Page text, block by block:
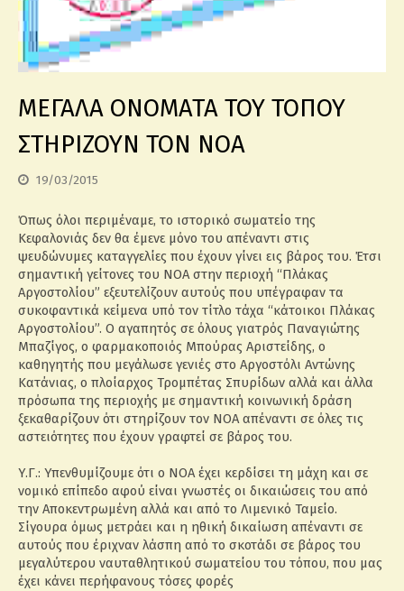
ΜΕΓΑΛΑ ΟΝΟΜΑΤΑ ΤΟΥ ΤΟΠΟΥ
ΣΤΗΡΙΖΟΥΝ ΤΟΝ ΝΟΑ
19/03/2015
Όπως όλοι περιμέναμε, το ιστορικό σωματείο της
Κεφαλονιάς δεν θα έμενε μόνο του απέναντι στις
ψευδώνυμες καταγγελίες που έχουν γίνει εις βάρος του. Έτσι
σημαντική γείτονες του ΝΟΑ στην περιοχή “Πλάκας
Αργοστολίου” εξευτελίζουν αυτούς που υπέγραφαν τα
συκοφαντικά κείμενα υπό τον τίτλο τάχα “κάτοικοι Πλάκας
Αργοστολίου”. Ο αγαπητός σε όλους γιατρός Παναγιώτης
Μπαζίγος, ο φαρμακοποιός Μπούρας Αριστείδης, ο
καθηγητής που μεγάλωσε γενιές στο Αργοστόλι Αντώνης
Κατάνιας, ο πλοίαρχος Τρομπέτας Σπυρίδων αλλά και άλλα
πρόσωπα της περιοχής με σημαντική κοινωνική δράση
ξεκαθαρίζουν ότι στηρίζουν τον ΝΟΑ απέναντι σε όλες τις
αστειότητες που έχουν γραφτεί σε βάρος του.
Υ.Γ.: Υπενθυμίζουμε ότι ο ΝΟΑ έχει κερδίσει τη μάχη και σε
νομικό επίπεδο αφού είναι γνωστές οι δικαιώσεις του από
την Αποκεντρωμένη αλλά και από το Λιμενικό Ταμείο.
Σίγουρα όμως μετράει και η ηθική δικαίωση απέναντι σε
αυτούς που έριχναν λάσπη από το σκοτάδι σε βάρος του
μεγαλύτερου ναυταθλητικού σωματείου του τόπου, που μας
έχει κάνει περήφανους τόσες φορές